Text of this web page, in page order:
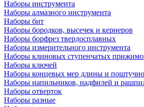
Наборы инструмента
Наборы алмазного инструмента
Наборы бит
Наборы бородков, высечек и кернеров
Наборы борфрез твердосплавных
Наборы измерительного инструмента
Наборы клиновых ступенчатых
Наборы ключей
Наборы концевых мер длины и поштучно
Наборы напильников, надфилей и
Наборы отверток
Наборы разные